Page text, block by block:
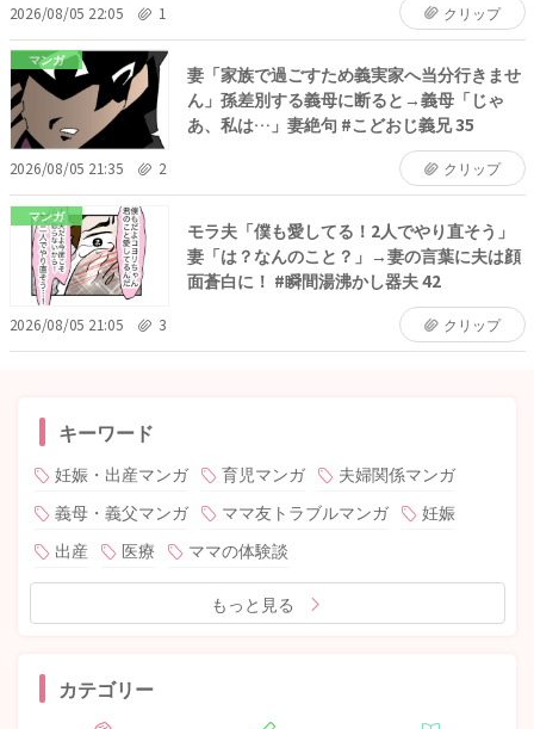
2026/08/05 22:05 1 クリップ
マンガ
妻「家族で過ごすため義実家へ当分行きませ
ん」孫差別する義母に断ると→義母「じゃ
あ、私は…」妻絶句 #こどおじ義兄 35
2026/08/05 21:35 2 クリップ
マンガ
モラ夫「僕も愛してる！2人でやり直そう」
妻「は？なんのこと？」→妻の言葉に夫は顔
面蒼白に！ #瞬間湯沸かし器夫 42
2026/08/05 21:05 3 クリップ
キーワード
妊娠・出産マンガ 育児マンガ
夫婦関係マンガ
義母・義父マンガ
ママ友トラブルマンガ
妊娠
出産
医療 ママの体験談
もっと見る
カテゴリー